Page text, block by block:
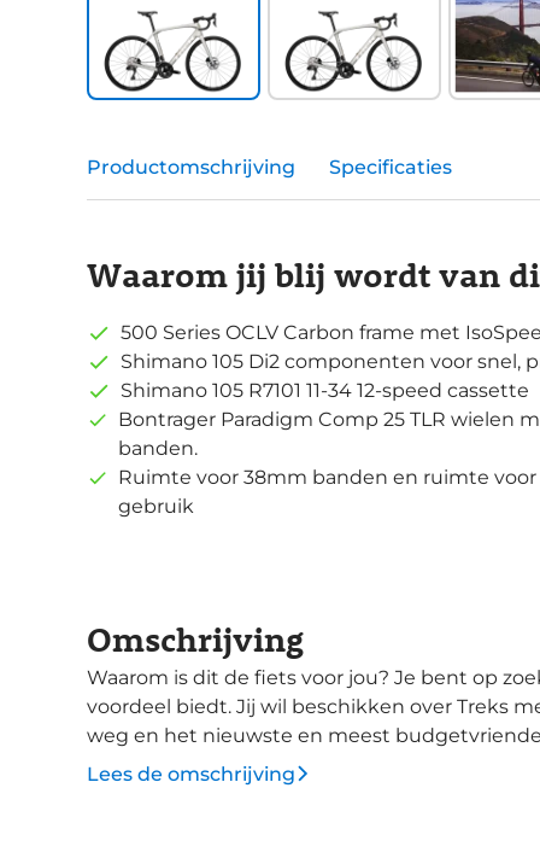
Productomschrijving Specificaties
Waarom jij blij wordt van
500 Series OCLV Carbon frame met
Shimano 105 Di2 componenten voor snel,
Shimano 105 R7101 11-34 12-speed cassette
Bontrager Paradigm Comp 25 TLR wielen
banden.
Ruimte voor 38mm banden en ruimte
gebruik
Omschrijving
Waarom is dit de fiets voor jou? Je bent op zoek naar een fiets die een echt technologisch
voordeel biedt. Jij wil beschikken over Treks
weg en het nieuwste en meest
versnellingssysteem van Shimano om te allen
schakelen te ervaren. Opgebouwd met als
Lees de omschrijving